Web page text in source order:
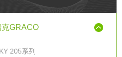
GRACO
205系列